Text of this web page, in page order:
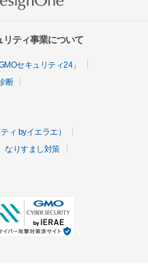
ティ事業について
セキュリティ24」
断
ィ byイエラエ）
なりすまし対策